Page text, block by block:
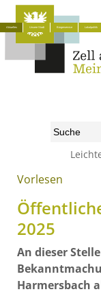
Aktuelles Unsere Stadt Bürgerservice Lokalpolitik
Start» Aktuelles » Öffentliche
Vorlesen
2025
An dieser
Harmersbach